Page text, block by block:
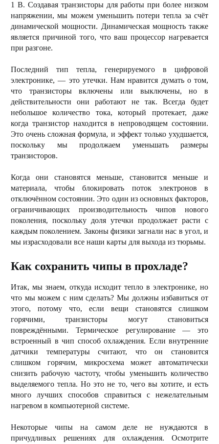
1 В. Создавая транзисторы для работы при более низком
напряжении, мы можем уменьшить потери тепла за счёт
динамической мощности. Динамическая мощность также
является причиной того, что ваш процессор нагревается
при разгоне.
Последний тип тепла, генерируемого в цифровой
электронике, — это утечки. Нам нравится думать о том,
что транзисторы включены или выключены, но в
действительности они работают не так. Всегда будет
небольшое количество тока, который протекает, даже
когда транзистор находится в непроводящем состоянии.
Это очень сложная формула, и эффект только ухудшается,
поскольку мы продолжаем уменьшать размеры
транзисторов.
Когда они становятся меньше, становится меньше и
материала, чтобы блокировать поток электронов в
отключённом состоянии. Это один из основных факторов,
ограничивающих производительность чипов нового
поколения, поскольку доля утечки продолжает расти с
каждым поколением. Законы физики загнали нас в угол, и
мы израсходовали все наши карты для выхода из тюрьмы.
Как сохранить чипы в прохладе?
Итак, мы знаем, откуда исходит тепло в электронике, но
что мы можем с ним сделать? Мы должны избавиться от
этого, потому что, если вещи становятся слишком
горячими, транзисторы могут становиться
повреждёнными. Термическое регулирование — это
встроенный в чип способ охлаждения. Если внутренние
датчики температуры считают, что он становится
слишком горячим, микросхема может автоматически
снизить рабочую частоту, чтобы уменьшить количество
выделяемого тепла. Но это не то, чего вы хотите, и есть
много лучших способов справиться с нежелательным
нагревом в компьютерной системе.
Некоторые чипы на самом деле не нуждаются в
причудливых решениях для охлаждения. Осмотрите